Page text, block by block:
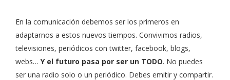
En la comunicación debemos ser los primeros en
adaptarnos a estos nuevos tiempos. Convivimos radios,
televisiones, periódicos con twitter, facebook, blogs,
webs… Y el futuro pasa por ser un TODO. No puedes
ser una radio solo o un periódico. Debes emitir y compartir.